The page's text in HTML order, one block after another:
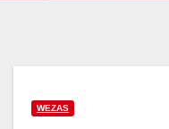
WEZAS